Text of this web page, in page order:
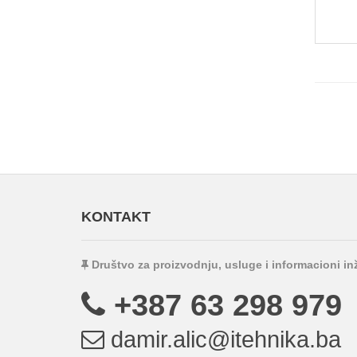
KONTAKT
Društvo za proizvodnju, usluge i informacioni
+387 63 298 979
damir.alic@itehnika.ba